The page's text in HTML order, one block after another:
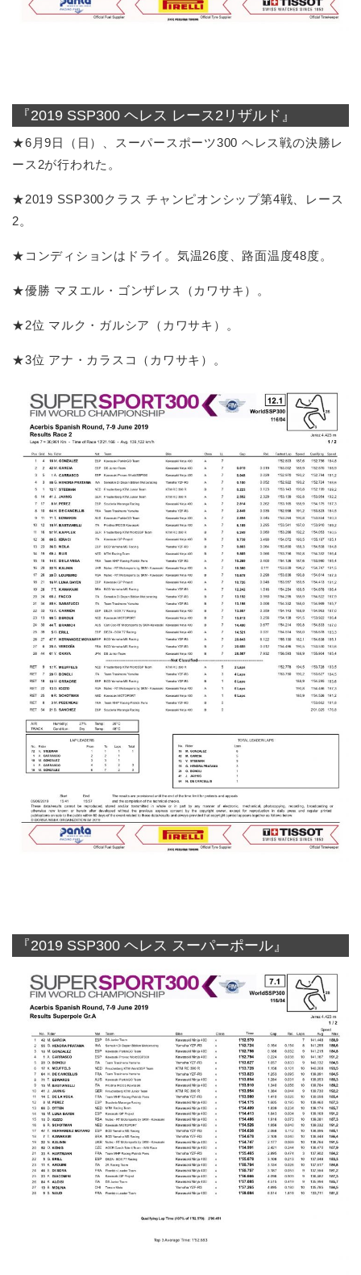
『2019 SSP300 ヘレス レース2リザルド』
★6月9日（日）、スーパースポーツ300 ヘレス戦の決勝レ
ース2が行われた。
★2019 SSP300クラス チャンピオンシップ第4戦、レース
2。
★コンディションはドライ。気温26度、路面温度48度。
★優勝 マヌエル・ゴンザレス（カワサキ）。
★2位 マルク・ガルシア（カワサキ）。
★3位 アナ・カラスコ（カワサキ）。
『2019 SSP300 ヘレス スーパーポール』